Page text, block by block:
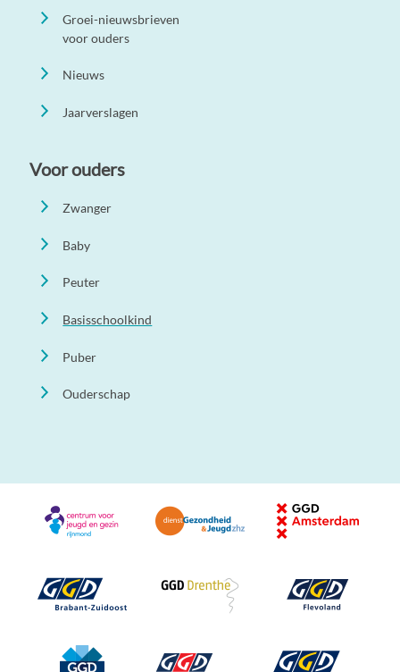
Groei-nieuwsbrieven
voor ouders
Nieuws
Jaarverslagen
Voor ouders
Zwanger
Baby
Peuter
Basisschoolkind
Puber
Ouderschap